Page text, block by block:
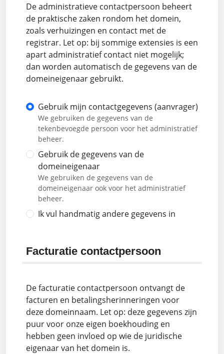
De administratieve contactpersoon beheert
de praktische zaken rondom het domein,
zoals verhuizingen en contact met de
registrar. Let op: bij sommige extensies is een
apart administratief contact niet mogelijk;
dan worden automatisch de gegevens van de
domeineigenaar gebruikt.
Gebruik mijn contactgegevens (aanvrager)
We gebruiken de gegevens van de
tekenbevoegde persoon voor het administratief
beheer.
Gebruik de gegevens van de
domeineigenaar
We gebruiken de gegevens van de
domeineigenaar ook voor het administratief
beheer.
Ik vul handmatig andere gegevens in
Facturatie contactpersoon
De facturatie contactpersoon ontvangt de
facturen en betalingsherinneringen voor
deze domeinnaam. Let op: deze gegevens zijn
puur voor onze eigen boekhouding en
hebben geen invloed op wie de juridische
eigenaar van het domein is.